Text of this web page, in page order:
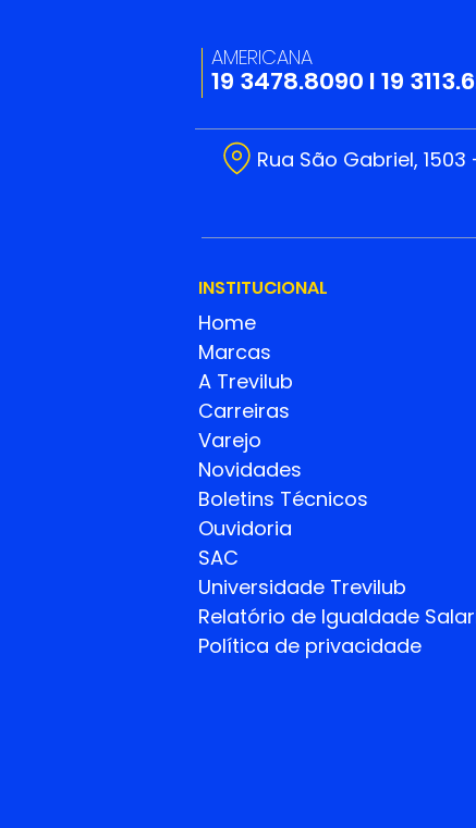
AMERICANA
19 3478.8090 I19
Rua São Gabriel,
INSTITUCIONAL
Home
Marcas
A Trevilub
Carreiras
Varejo
Novidades
Boletins Técnicos
Ouvidoria
SAC
Universidade Trevilub
Relatório de Igualdade
Política de privacidade